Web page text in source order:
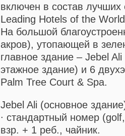
включен в состав
Leading Hotels of the
На большой
акров), утопающей в
главное здание – Jebel
этажное здание) и 6
Palm Tree Court & Spa.
Jebel Ali (основное
∙ стандартный номер
взр. + 1 реб., чайник.